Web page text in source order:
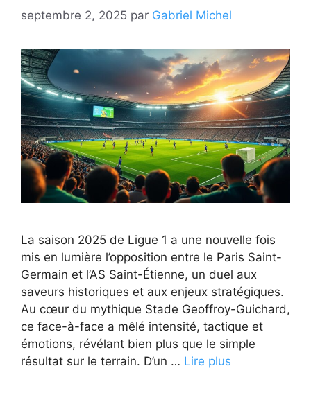
septembre 2, 2025 par Gabriel Michel
La saison 2025 de Ligue 1 a une nouvelle fois
mis en lumière l’opposition entre le Paris Saint-
Germain et l’AS Saint-Étienne, un duel aux
saveurs historiques et aux enjeux stratégiques.
Au cœur du mythique Stade Geoffroy-Guichard,
ce face-à-face a mêlé intensité, tactique et
émotions, révélant bien plus que le simple
résultat sur le terrain. D’un … Lire plus